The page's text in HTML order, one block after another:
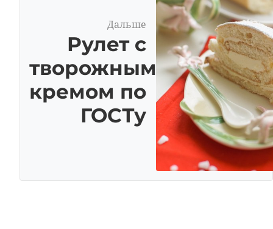
Дальше
Рулет с
творожным
кремом по
ГОСТу